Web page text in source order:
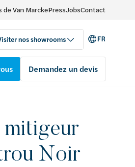
de Van MarckePressJobsContact
nos showrooms FR
Demandez un devis
Noir